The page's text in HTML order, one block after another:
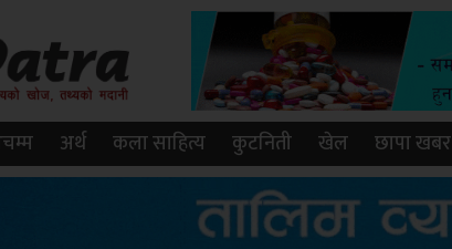
अर्थ कला साहित्य कुटनिती खेल छापा खबर